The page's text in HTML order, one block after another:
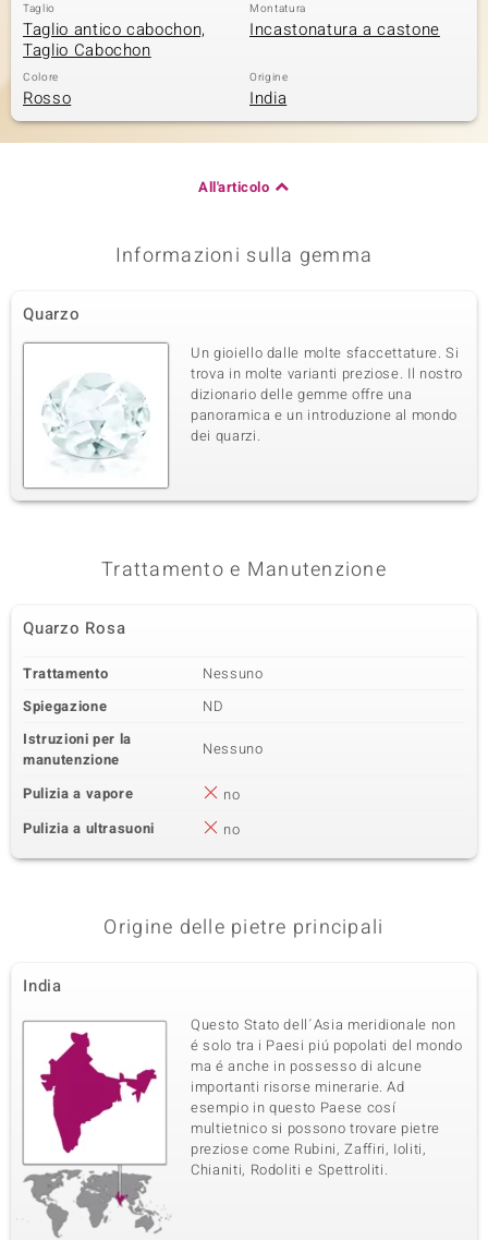
Taglio
Taglio antico cabochon,
Taglio Cabochon
Montatura
Incastonatura a castone
Colore
Rosso
Origine
India
All'articolo
Informazioni sulla gemma
Quarzo
Un gioiello dalle molte sfaccettature. Si
trova in molte varianti preziose. Il nostro
dizionario delle gemme offre una
panoramica e un introduzione al mondo
dei quarzi.
Trattamento e Manutenzione
Quarzo Rosa
Trattamento
Nessuno
Spiegazione
ND
Istruzioni per la
manutenzione
Nessuno
Pulizia a vapore
no
Pulizia a ultrasuoni
no
Origine delle pietre principali
India
Questo Stato dell´Asia meridionale non
é solo tra i Paesi piú popolati del mondo
ma é anche in possesso di alcune
importanti risorse minerarie. Ad
esempio in questo Paese cosí
multietnico si possono trovare pietre
preziose come Rubini, Zaffiri, Ioliti,
Chianiti, Rodoliti e Spettroliti.